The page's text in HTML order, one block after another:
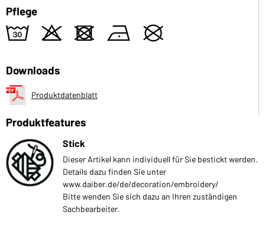
Pflege
w o d n U
Downloads
Produktdatenblatt
Produktfeatures
Stick
Dieser Artikel kann individuell für Sie bestickt werden.
Details dazu finden Sie unter
www.daiber.de/de/decoration/embroidery/
Bitte wenden Sie sich dazu an Ihren zuständigen
Sachbearbeiter.